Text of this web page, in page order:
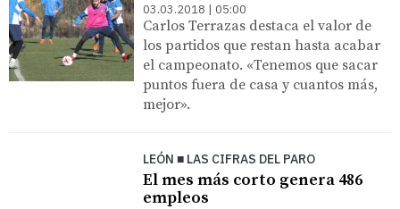
03.03.2018 | 05:00
Carlos Terrazas destaca el valor de
los partidos que restan hasta acabar
el campeonato. «Tenemos que sacar
puntos fuera de casa y cuantos más,
mejor».
LEÓN ■ LAS CIFRAS DEL PARO
El mes más corto genera 486
empleos